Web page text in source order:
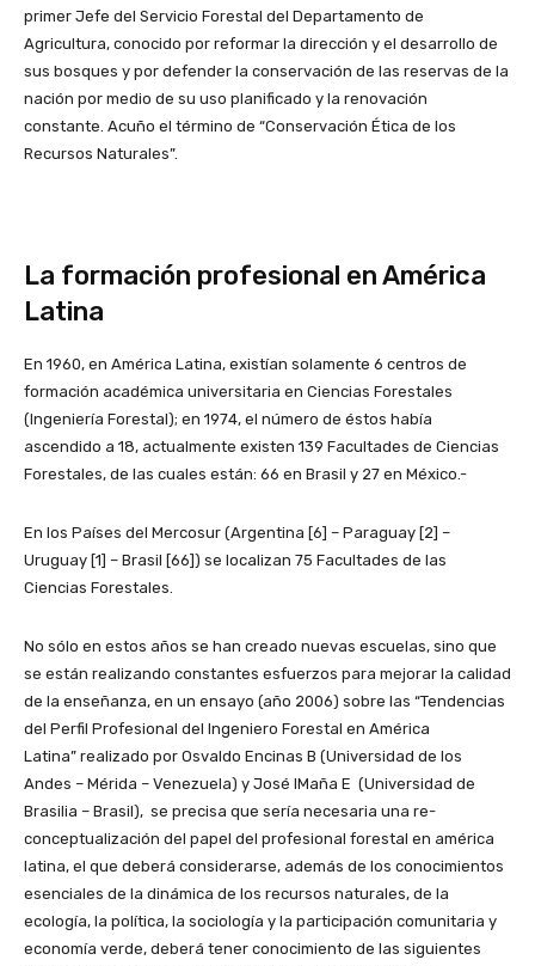
primer Jefe del Servicio Forestal del Departamento de
Agricultura, conocido por reformar la dirección y el desarrollo de
sus bosques y por defender la conservación de las reservas de la
nación por medio de su uso planificado y la renovación
constante. Acuño el término de “Conservación Ética de los
Recursos Naturales”.
La formación profesional en América
Latina
En 1960, en América Latina, existían solamente 6 centros de
formación académica universitaria en Ciencias Forestales
(Ingeniería Forestal); en 1974, el número de éstos había
ascendido a 18, actualmente existen 139 Facultades de Ciencias
Forestales, de las cuales están: 66 en Brasil y 27 en México.-
En los Países del Mercosur (Argentina [6] – Paraguay [2] –
Uruguay [1] – Brasil [66]) se localizan 75 Facultades de las
Ciencias Forestales.
No sólo en estos años se han creado nuevas escuelas, sino que
se están realizando constantes esfuerzos para mejorar la calidad
de la enseñanza, en un ensayo (año 2006) sobre las “Tendencias
del Perfil Profesional del Ingeniero Forestal en América
Latina” realizado por Osvaldo Encinas B (Universidad de los
Andes – Mérida – Venezuela) y José IMaña E (Universidad de
Brasilia – Brasil), se precisa que sería necesaria una re-
conceptualización del papel del profesional forestal en américa
latina, el que deberá considerarse, además de los conocimientos
esenciales de la dinámica de los recursos naturales, de la
ecología, la política, la sociología y la participación comunitaria y
economía verde, deberá tener conocimiento de las siguientes